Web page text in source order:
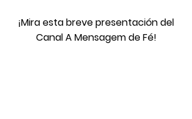
¡Mira esta breve presentación del
Canal A Mensagem de Fé!